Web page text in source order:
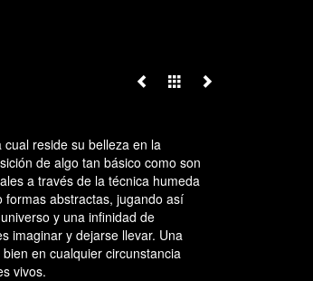
reside su belleza en la
de algo tan básico como son
a través de la técnica humeda
abstractas, jugando así
y una infinidad de
imaginar y dejarse llevar. Una
en cualquier circunstancia
vivos.